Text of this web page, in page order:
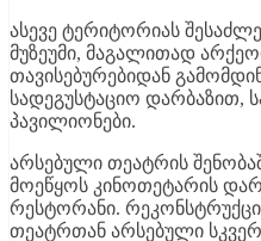
ასევე ტერიტორიას
მუზეუმი, მაგალითად
თავისებურებიდან
სადეგუსტაციო დარბაზით,
პავილიონები.
არსებული თეატრის
მოეწყოს კინოთეტარის
რესტორანი.
თეატრთან არსებული